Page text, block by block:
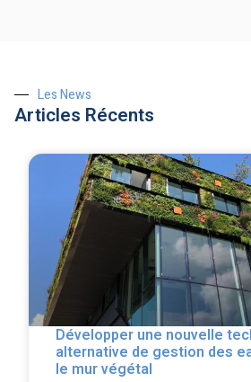
Les News
Articles Récents
Développer une nouvelle
alternative de gestion des
le mur végétal